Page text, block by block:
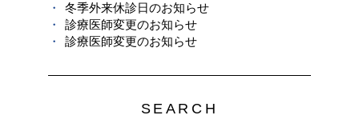
冬季外来休診日のお知らせ
診療医師変更のお知らせ
診療医師変更のお知らせ
SEARCH